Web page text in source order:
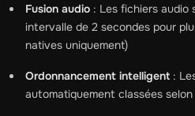
Fusion audio : Les fichiers audio
intervalle de 2 secondes pour
natives uniquement)
Ordonnancement intelligent :
automatiquement classées